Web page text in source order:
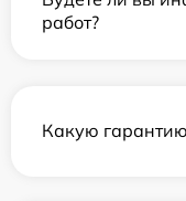
работ?
Какую